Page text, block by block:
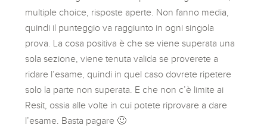
multiple choice, risposte aperte. Non fanno media,
quindi il punteggio va raggiunto in ogni singola
prova. La cosa positiva è che se viene superata una
sola sezione, viene tenuta valida se proverete a
ridare l’esame, quindi in quel caso dovrete ripetere
solo la parte non superata. E che non c’è limite ai
Resit, ossia alle volte in cui potete riprovare a dare
l’esame. Basta pagare 🙂